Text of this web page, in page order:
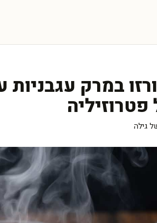
במרק עגבניות
גילה